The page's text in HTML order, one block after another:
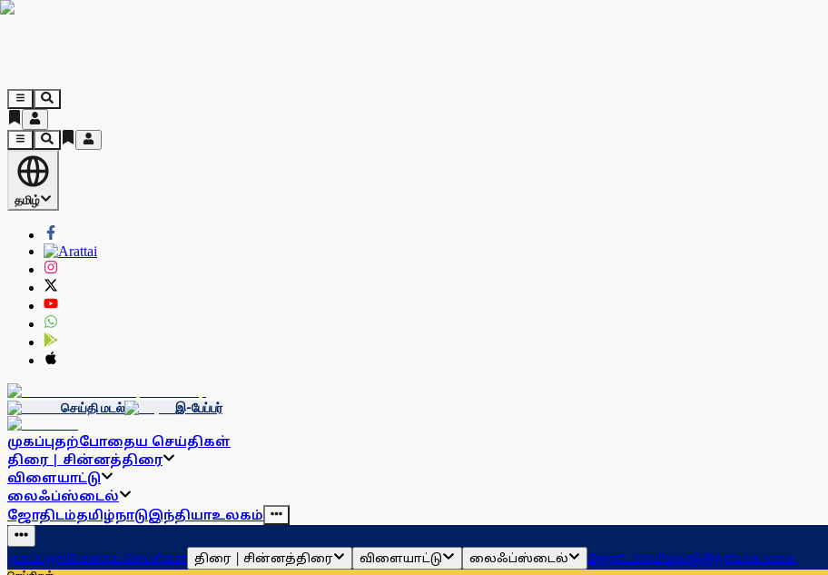
தமிழ்
செய்தி மடல் இ-பேப்பர்
முகப்புதற்போதைய செய்திகள்
திரை | சின்னத்திரை
விளையாட்டு
லைஃப்ஸ்டைல்
ஜோதிடம்தமிழ்நாடுஇந்தியாஉலகம்
முகப்புதற்போதைய செய்திகள் திரை | சின்னத்திரை விளையாட்டு லைஃப்ஸ்டைல் ஜோதிடம்தமிழ்நாடுஇந்தியாஉலகம்